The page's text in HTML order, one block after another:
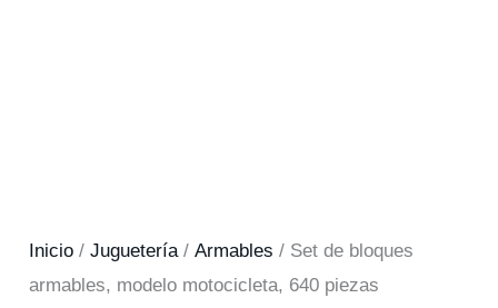
Inicio /Juguetería/Armables / Set de bloques
armables, modelo motocicleta, 640 piezas